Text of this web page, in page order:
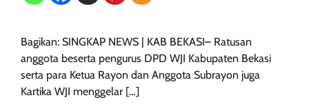
Bagikan: SINGKAP NEWS | KAB BEKASI– Ratusan
anggota beserta pengurus DPD WJI Kabupaten Bekasi
serta para Ketua Rayon dan Anggota Subrayon juga
Kartika WJI menggelar […]